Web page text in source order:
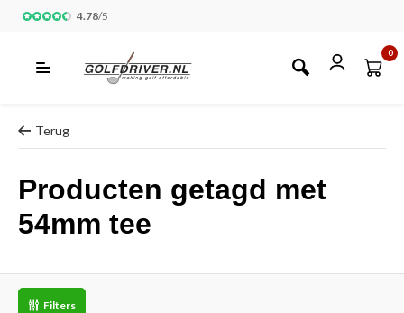
4.78/5
0
Terug
Producten getagd met
54mm tee
Filters